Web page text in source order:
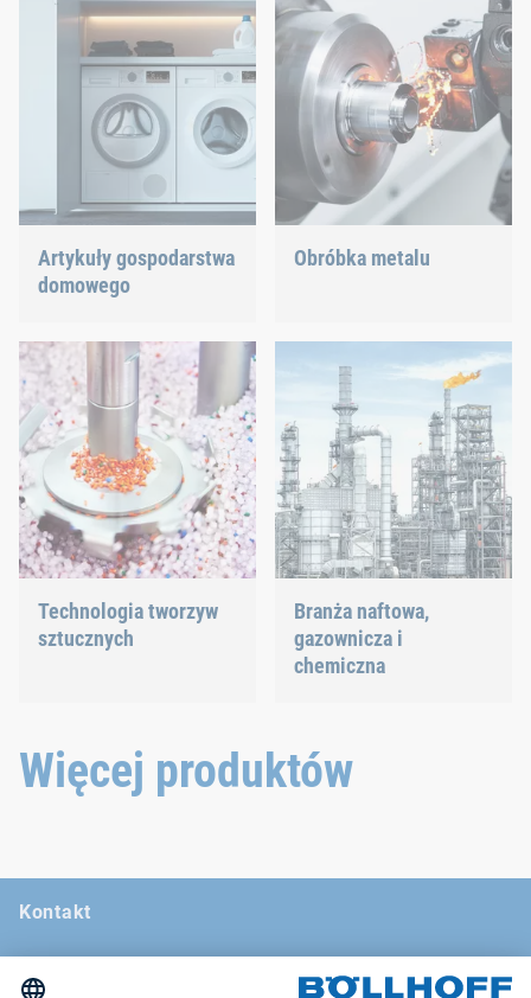
Artykuły gospodarstwa
domowego
gospodarstwa domowego
istotną rolę odrywa
komunikacja urządzeń z
siecią, niskie zużycie
energii oraz redukcja
hałasu.
Obróbka metalu
nowoczesnej technologii
łączenia.
Technologia tworzyw
sztucznych
zapewnić Ci idealne
rozwiązanie.
Branża naftowa,
gazownicza i
chemiczna
nawet najbardziej
ekstremalne warunki.
Więcej produktów
Kontakt